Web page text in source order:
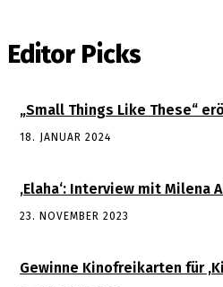
Editor Picks
„Small Things Like These“
18. JANUAR 2024
‚Elaha‘: Interview mit Milena
23. NOVEMBER 2023
Gewinne Kinofreikarten für